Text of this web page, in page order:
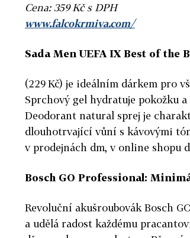
Cena: 359 Kč s DPH
www.falcokrmiva.com/
Sada Men UEFA IX Best of the
(229 Kč) je ideálním dárkem pro
Sprchový gel hydratuje pokožku
Deodorant natural sprej je
dlouhotrvající vůní s kávovými
v prodejnách dm, v online shopu
Bosch GO Professional:
Revoluční akušroubovák Bosch
a udělá radost každému